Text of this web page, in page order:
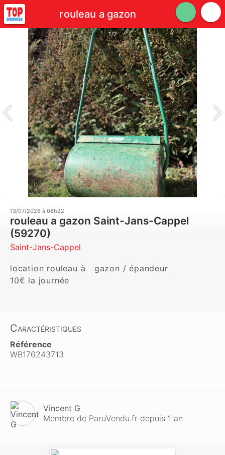
rouleau a gazon
1/2
13/07/2026 à 08h22
rouleau a gazon Saint-Jans-Cappel
(59270)
Saint-Jans-Cappel
location rouleau à   gazon / épandeur
10€ la journée
Caractéristiques
Référence
WB176243713
Vincent G
Membre de ParuVendu.fr depuis 1 an